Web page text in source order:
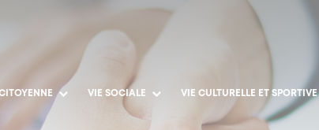
VIE SOCIALE VIE CULTURELLE ET SPORTIVE